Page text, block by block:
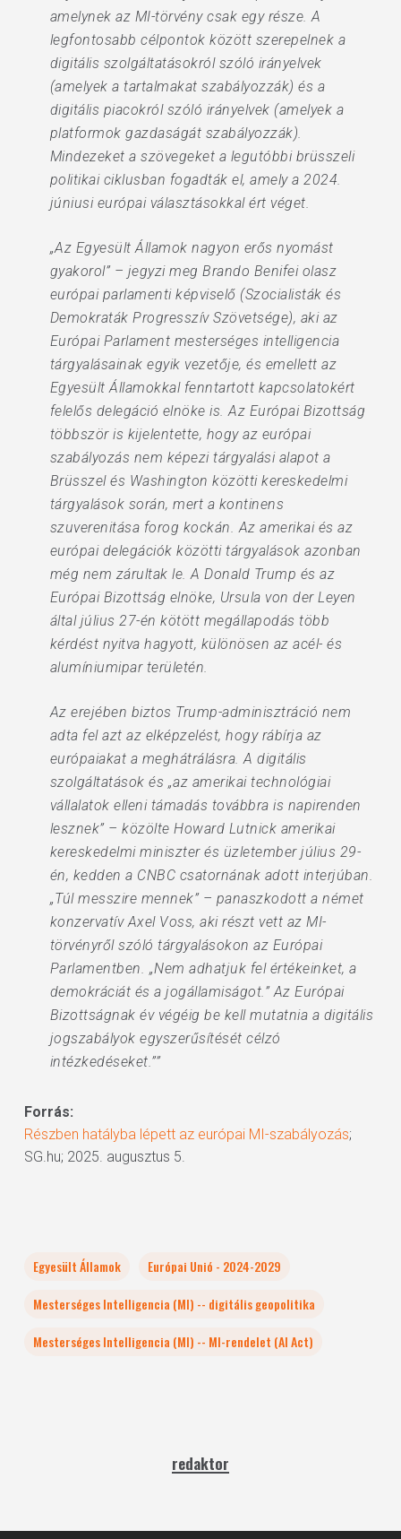
amelynek az MI-törvény csak egy része. A
legfontosabb célpontok között szerepelnek a
digitális szolgáltatásokról szóló irányelvek
(amelyek a tartalmakat szabályozzák) és a
digitális piacokról szóló irányelvek (amelyek a
platformok gazdaságát szabályozzák).
Mindezeket a szövegeket a legutóbbi brüsszeli
politikai ciklusban fogadták el, amely a 2024.
júniusi európai választásokkal ért véget.
„Az Egyesült Államok nagyon erős nyomást
gyakorol” – jegyzi meg Brando Benifei olasz
európai parlamenti képviselő (Szocialisták és
Demokraták Progresszív Szövetsége), aki az
Európai Parlament mesterséges intelligencia
tárgyalásainak egyik vezetője, és emellett az
Egyesült Államokkal fenntartott kapcsolatokért
felelős delegáció elnöke is. Az Európai Bizottság
többször is kijelentette, hogy az európai
szabályozás nem képezi tárgyalási alapot a
Brüsszel és Washington közötti kereskedelmi
tárgyalások során, mert a kontinens
szuverenitása forog kockán. Az amerikai és az
európai delegációk közötti tárgyalások azonban
még nem zárultak le. A Donald Trump és az
Európai Bizottság elnöke, Ursula von der Leyen
által július 27-én kötött megállapodás több
kérdést nyitva hagyott, különösen az acél- és
alumíniumipar területén.
Az erejében biztos Trump-adminisztráció nem
adta fel azt az elképzelést, hogy rábírja az
európaiakat a meghátrálásra. A digitális
szolgáltatások és „az amerikai technológiai
vállalatok elleni támadás továbbra is napirenden
lesznek” – közölte Howard Lutnick amerikai
kereskedelmi miniszter és üzletember július 29-
én, kedden a CNBC csatornának adott interjúban.
„Túl messzire mennek” – panaszkodott a német
konzervatív Axel Voss, aki részt vett az MI-
törvényről szóló tárgyalásokon az Európai
Parlamentben. „Nem adhatjuk fel értékeinket, a
demokráciát és a jogállamiságot.” Az Európai
Bizottságnak év végéig be kell mutatnia a digitális
jogszabályok egyszerűsítését célzó
intézkedéseket.””
Forrás:
Részben hatályba lépett az európai MI-szabályozás;
SG.hu; 2025. augusztus 5.
Egyesült Államok
Európai Unió - 2024-2029
Mesterséges Intelligencia (MI) -- digitális geopolitika
Mesterséges Intelligencia (MI) -- MI-rendelet (AI Act)
redaktor